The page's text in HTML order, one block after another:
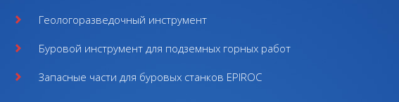
Геологоразведочный инструмент
Буровой инструмент для подземных горных работ
Запасные части для буровых станков EPIROC